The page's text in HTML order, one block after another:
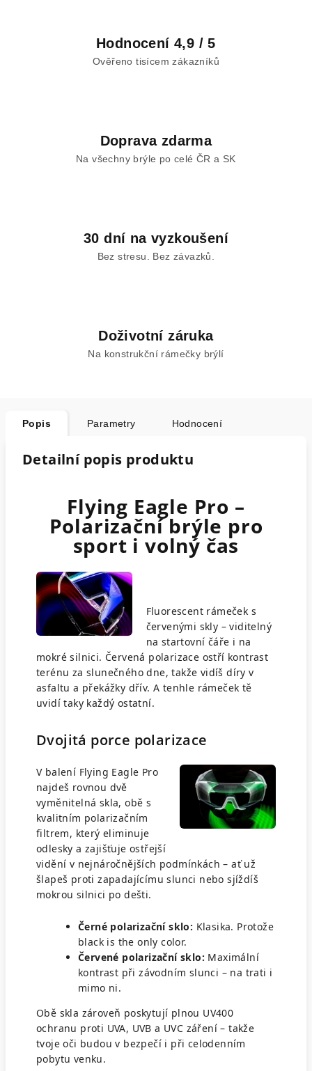
Hodnocení 4,9 / 5
Ověřeno tisícem zákazníků
Doprava zdarma
Na všechny brýle po celé ČR a SK
30 dní na vyzkoušení
Bez stresu. Bez závazků.
Doživotní záruka
Na konstrukční rámečky brýlí
Popis Parametry Hodnocení
Detailní popis produktu
Flying Eagle Pro –
Polarizační brýle pro
sport i volný čas
Fluorescent rámeček s
červenými skly – viditelný
na startovní čáře i na
mokré silnici. Červená polarizace ostří kontrast
terénu za slunečného dne, takže vidíš díry v
asfaltu a překážky dřív. A tenhle rámeček tě
uvidí taky každý ostatní.
Dvojitá porce polarizace
V balení Flying Eagle Pro
najdeš rovnou dvě
vyměnitelná skla, obě s
kvalitním polarizačním
filtrem, který eliminuje
odlesky a zajišťuje ostřejší
vidění v nejnáročnějších podmínkách – ať už
šlapeš proti zapadajícímu slunci nebo sjíždíš
mokrou silnici po dešti.
Černé polarizační sklo: Klasika. Protože
black is the only color.
Červené polarizační sklo: Maximální
kontrast při závodním slunci – na trati i
mimo ni.
Obě skla zároveň poskytují plnou UV400
ochranu proti UVA, UVB a UVC záření – takže
tvoje oči budou v bezpečí i při celodenním
pobytu venku.